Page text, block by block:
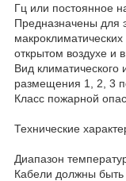
Гц или постоянное
Предназначены для
открытом воздухе и
Вид климатического
размещения 1, 2, 3
Класс пожарной
Технические
Диапазон
Кабели должны быть